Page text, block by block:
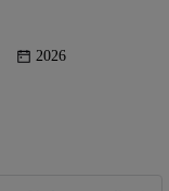
2026